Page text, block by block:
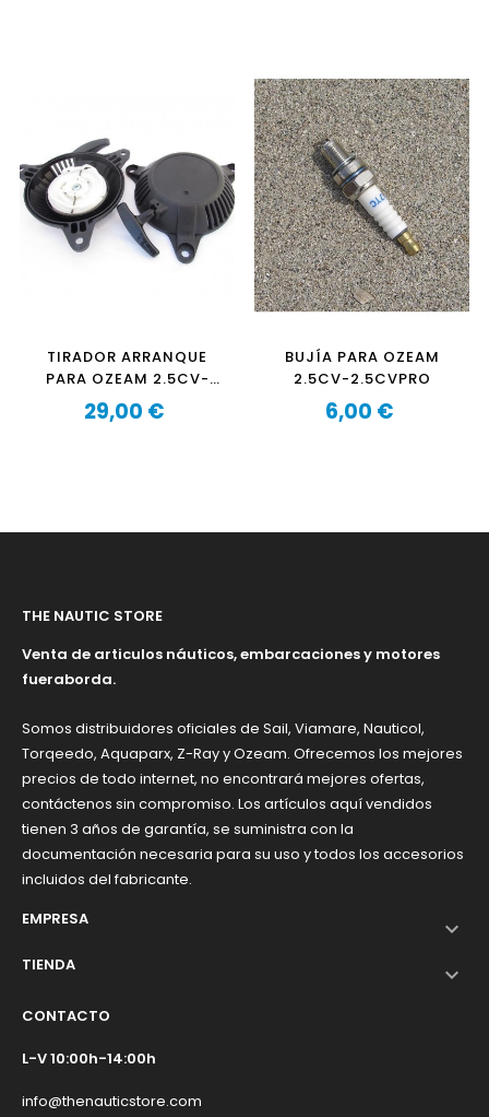
TIRADOR ARRANQUE
PARA OZEAM 2.5CV-
2.5CVPRO
Precio
29,00 €
BUJÍA PARA OZEAM
2.5CV-2.5CVPRO
Precio
6,00 €
THE NAUTIC STORE
Venta de articulos náuticos, embarcaciones y motores
fueraborda.
Somos distribuidores oficiales de Sail, Viamare, Nauticol,
Torqeedo, Aquaparx, Z-Ray y Ozeam. Ofrecemos los mejores
precios de todo internet, no encontrará mejores ofertas,
contáctenos sin compromiso. Los artículos aquí vendidos
tienen 3 años de garantía, se suministra con la
documentación necesaria para su uso y todos los accesorios
incluidos del fabricante.
EMPRESA

TIENDA 
CONTACTO
L-V 10:00h-14:00h
info@thenauticstore.com